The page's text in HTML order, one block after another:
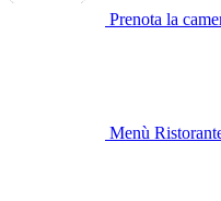
Prenota la
Menù